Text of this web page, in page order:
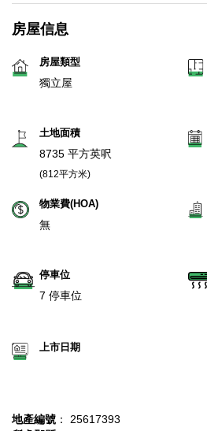
房屋信息
房屋類型
獨立屋
土地面積
8735 平方英呎
(812平方米)
物業費(HOA)
無
停車位
7 停車位
上市日期
地產編號 ： 25617393